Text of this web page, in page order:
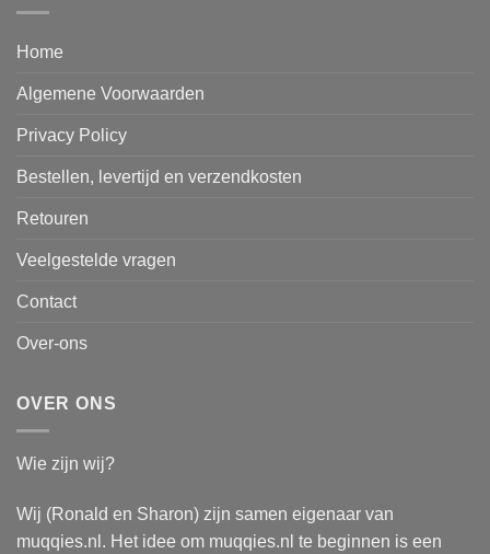
Home
Algemene Voorwaarden
Privacy Policy
Bestellen, levertijd en verzendkosten
Retouren
Veelgestelde vragen
Contact
Over-ons
OVER ONS
Wie zijn wij?
Wij (Ronald en Sharon) zijn samen eigenaar van
muqqies.nl. Het idee om muqqies.nl te beginnen is een